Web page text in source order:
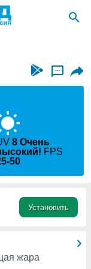
...
8 Очень
FPS
50
Установить
жара